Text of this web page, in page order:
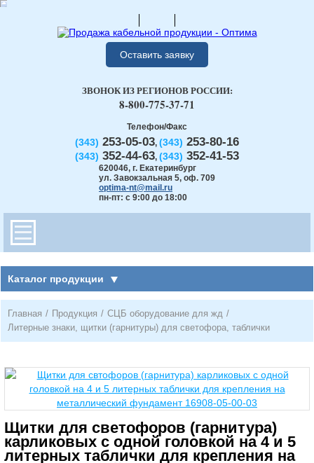
Оставить заявку
Телефон/Факс
(343) 253-05-03, (343) 253-80-16
(343) 352-44-63, (343) 352-41-53
620046, г. Екатеринбург
ул. Завокзальная 5, оф. 709
optima-nt@mail.ru
пн-пт: с 9:00 до 18:00
ЗВОНОК ИЗ РЕГИОНОВ РОССИИ:
8-800-775-37-71
Каталог продукции
Главная / Продукция / СЦБ оборудование для жд /
Литерные знаки, щитки (гарнитуры) для светофора, таблички
Щитки для светофоров (гарнитура)
карликовых с одной головкой на 4 и 5
литерных таблички для крепления на